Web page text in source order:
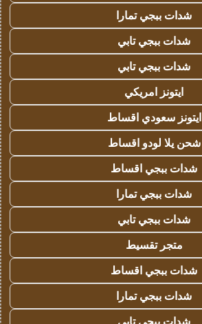
شدات ببجي تمارا
شدات ببجي تابي
شدات ببجي تابي
ايتونز امريكي
ايتونز سعودي اقساط
شحن يلا لودو اقساط
شدات ببجي اقساط
شدات ببجي تمارا
شدات ببجي تابي
متجر تقسيط
شدات ببجي اقساط
شدات ببجي تمارا
شدات ببجي تابي